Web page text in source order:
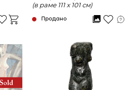
(в раме 111 x 101 см)
Продано